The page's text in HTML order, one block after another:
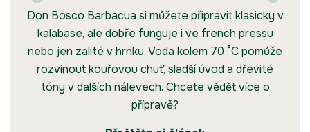
Don Bosco Barbacua si můžete připravit klasicky v
kalabase, ale dobře funguje i ve french pressu
nebo jen zalité v hrnku. Voda kolem 70 °C pomůže
rozvinout kouřovou chuť, sladší úvod a dřevité
tóny v dalších nálevech. Chcete vědět více o
přípravě?